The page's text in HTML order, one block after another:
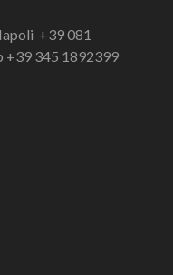
+39 081
+39 345 1892399